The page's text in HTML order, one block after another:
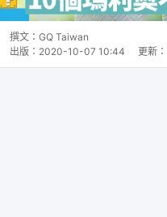
撰文： GQ Taiwan
出版： 2020-10-07 10:44 更新：